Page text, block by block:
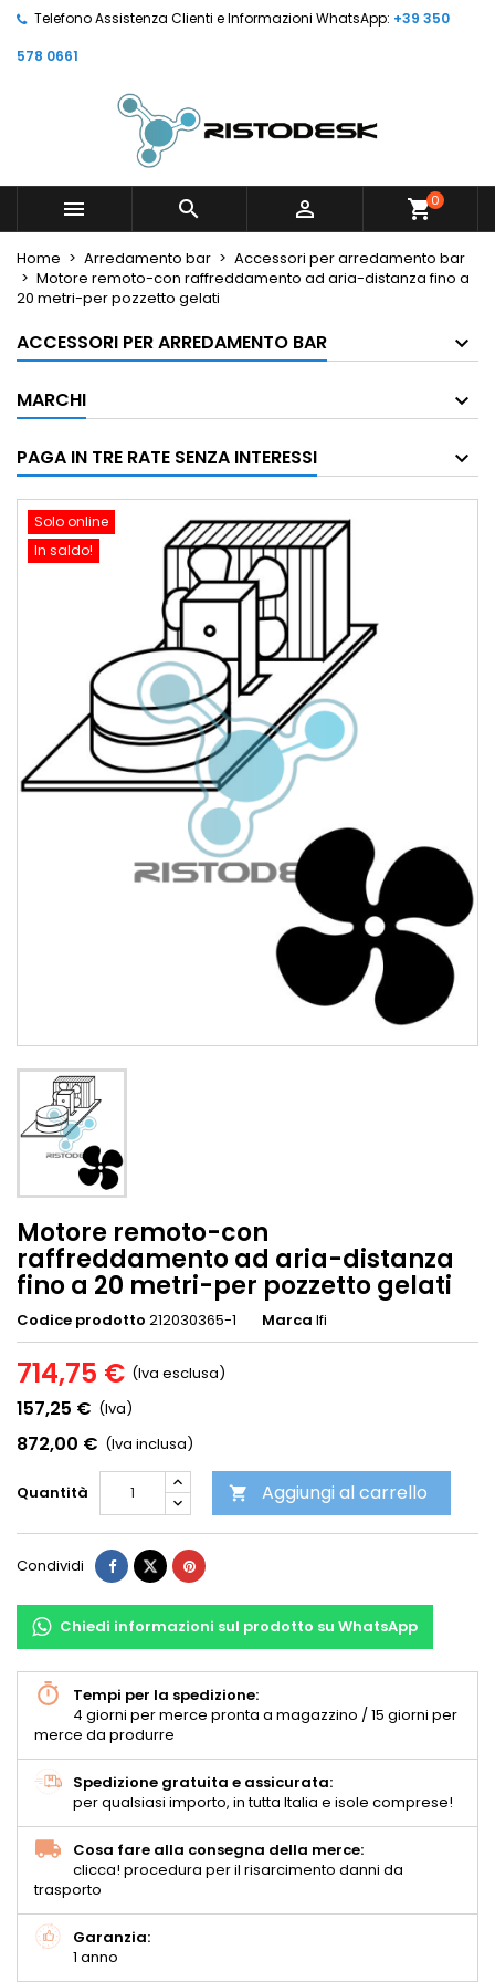
Telefono Assistenza Clienti e Informazioni WhatsApp: +39 350
578 0661
   shopping_cart0
Home Arredamento bar
Accessori per arredamento bar
Motore remoto-con raffreddamento ad aria-distanza fino a
20 metri-per pozzetto gelati
ACCESSORI PER ARREDAMENTO BAR
MARCHI
PAGA IN TRE RATE SENZA INTERESSI
Solo online
In saldo!
Motore remoto-con
raffreddamento ad aria-distanza
fino a 20 metri-per pozzetto gelati
Codice prodotto 212030365-1 Marca Ifi
714,75 € (Iva esclusa)
157,25 € (Iva)
872,00 € (Iva inclusa)
Quantità  Aggiungi al carrello
Condividi
Chiedi informazioni sul prodotto su WhatsApp
Tempi per la spedizione:
4 giorni per merce pronta a magazzino / 15 giorni per
merce da produrre
Spedizione gratuita e assicurata:
per qualsiasi importo, in tutta Italia e isole comprese!
Cosa fare alla consegna della merce:
clicca! procedura per il risarcimento danni da
trasporto
Garanzia:
1 anno